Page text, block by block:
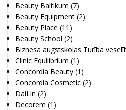
Beauty Baltikum (7)
Beauty Equipment (2)
Beauty Place (11)
Beauty School (2)
Biznesa augstskolas Turība
Clinic Equilibrium (1)
Concordia Beauty (1)
Concordia Cosmetic (2)
DaiLin (2)
Decorem (1)